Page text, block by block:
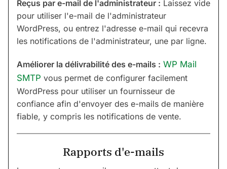
Reçus par e-mail de l'administrateur : Laissez vide
pour utiliser l'e-mail de l'administrateur
WordPress, ou entrez l'adresse e-mail qui recevra
les notifications de l'administrateur, une par ligne.
Améliorer la délivrabilité des e-mails : WP Mail
SMTP vous permet de configurer facilement
WordPress pour utiliser un fournisseur de
confiance afin d'envoyer des e-mails de manière
fiable, y compris les notifications de vente.
Rapports d'e-mails